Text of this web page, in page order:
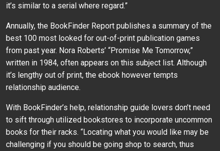
it’s similar to a serial where regard.”
Annually, the BookFinder Report publishes a summary of the
best 100 most looked for out-of-print publication games
from past year. Nora Roberts’ “Promise Me Tomorrow,”
written in 1984, often appears on this subject list. Although
it’s lengthy out of print, the ebook however tempts
relationship audience.
With BookFinder’s help, relationship guide lovers don’t need
to sift through utilized bookstores to incorporate uncommon
books for their racks. “Locating what you would like may be
challenging if you should be going shop to search, thus